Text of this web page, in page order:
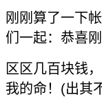
刚刚算了一下
们一起：恭喜
区区几百块钱
我的命！(出其